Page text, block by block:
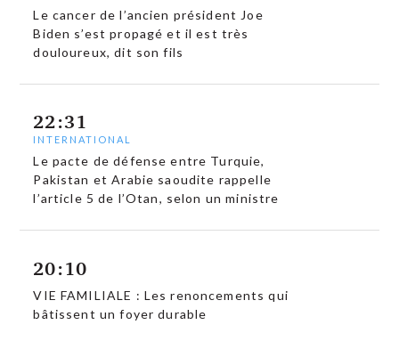
Le cancer de l’ancien président Joe
Biden s’est propagé et il est très
douloureux, dit son fils
22:31
INTERNATIONAL
Le pacte de défense entre Turquie,
Pakistan et Arabie saoudite rappelle
l’article 5 de l’Otan, selon un ministre
20:10
VIE FAMILIALE : Les renoncements qui
bâtissent un foyer durable